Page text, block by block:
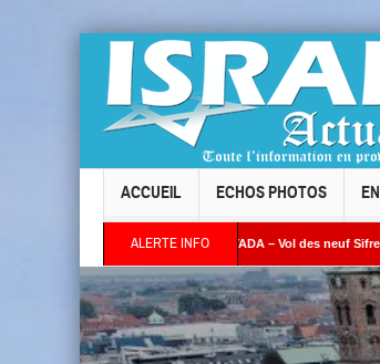
ACCUEIL ECHOS PHOTOS
ALERTE INFO
– Par Alain SAYADA – Vol des neuf Sifrei Torah de
l’Occident continuera-t-il à fermer les yeux ? »